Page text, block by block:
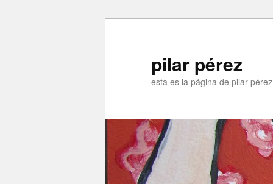
pilar pérez
esta es la página de pilar